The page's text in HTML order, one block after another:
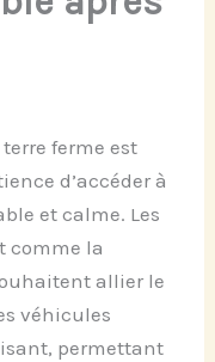
ferme est
d’accéder à
et calme. Les
comme la
allier le
véhicules
permettant